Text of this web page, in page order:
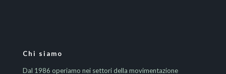
Chi siamo
Dal 1986 operiamo nei settori della movimentazione